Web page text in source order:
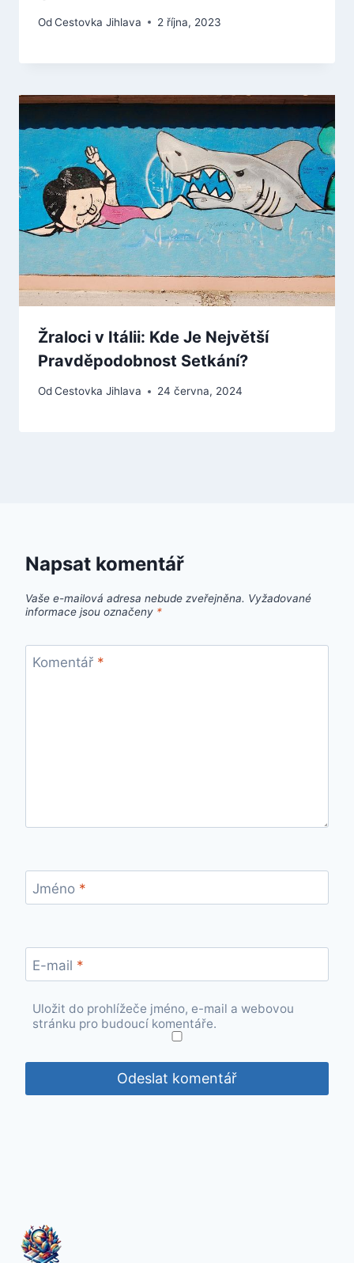
OdCestovka Jihlava 2 října, 2023
Žraloci v Itálii: Kde Je Největší
Pravděpodobnost Setkání?
OdCestovka Jihlava 24 června, 2024
Napsat komentář
Vaše e-mailová adresa nebude zveřejněna. Vyžadované
informace jsou označeny *
Komentář *
Jméno *
E-mail *
Uložit do prohlížeče jméno, e-mail a webovou
stránku pro budoucí komentáře.